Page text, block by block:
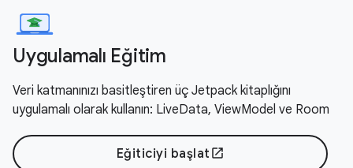
Uygulamalı Eğitim
Veri katmanınızı basitleştiren üç Jetpack kitaplığını
uygulamalı olarak kullanın: LiveData, ViewModel ve Room
Eğiticiyi başlat open_in_new